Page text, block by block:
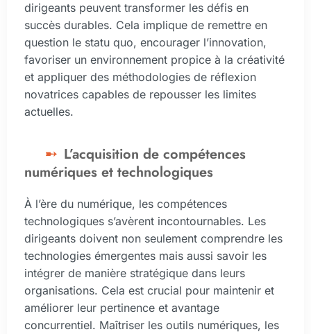
dirigeants peuvent transformer les défis en
succès durables. Cela implique de remettre en
question le statu quo, encourager l’innovation,
favoriser un environnement propice à la créativité
et appliquer des méthodologies de réflexion
novatrices capables de repousser les limites
actuelles.
L’acquisition de compétences
numériques et technologiques
À l’ère du numérique, les compétences
technologiques s’avèrent incontournables. Les
dirigeants doivent non seulement comprendre les
technologies émergentes mais aussi savoir les
intégrer de manière stratégique dans leurs
organisations. Cela est crucial pour maintenir et
améliorer leur pertinence et avantage
concurrentiel. Maîtriser les outils numériques, les